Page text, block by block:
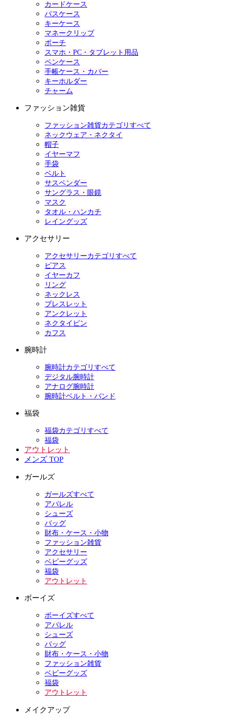
カードケース
パスケース
キーケース
マネークリップ
ポーチ
スマホ・PC・タブレット用品
ペンケース
手帳ケース・カバー
キーホルダー
チャーム
ファッション雑貨
ファッション雑貨カテゴリすべて
ネックウェア・ネクタイ
帽子
イヤーマフ
手袋
ベルト
サスペンダー
サングラス・眼鏡
マスク
タオル・ハンカチ
レイングッズ
アクセサリー
アクセサリーカテゴリすべて
ピアス
イヤーカフ
リング
ネックレス
ブレスレット
アンクレット
ネクタイピン
カフス
腕時計
腕時計カテゴリすべて
デジタル腕時計
アナログ腕時計
腕時計ベルト・バンド
福袋
福袋カテゴリすべて
福袋
アウトレット
メンズ TOP
ガールズ
ガールズすべて
アパレル
シューズ
バッグ
財布・ケース・小物
ファッション雑貨
アクセサリー
ベビーグッズ
福袋
アウトレット
ボーイズ
ボーイズすべて
アパレル
シューズ
バッグ
財布・ケース・小物
ファッション雑貨
ベビーグッズ
福袋
アウトレット
メイクアップ